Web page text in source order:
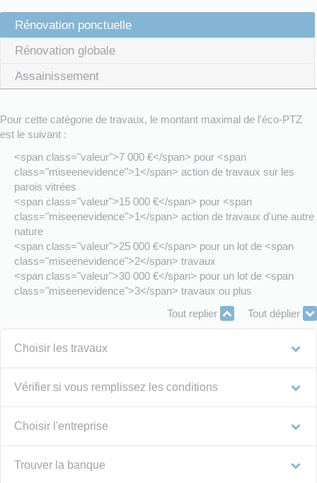
Rénovation ponctuelle
Rénovation globale
Assainissement
Pour cette catégorie de travaux, le montant maximal de l'éco-PTZ
est le suivant :
<span class="valeur">7 000 €</span> pour <span
class="miseenevidence">1</span> action de travaux sur les
parois vitrées
<span class="valeur">15 000 €</span> pour <span
class="miseenevidence">1</span> action de travaux d'une autre
nature
<span class="valeur">25 000 €</span> pour un lot de <span
class="miseenevidence">2</span> travaux
<span class="valeur">30 000 €</span> pour un lot de <span
class="miseenevidence">3</span> travaux ou plus
Tout replier
Tout déplier
Choisir les travaux
Vérifier si vous remplissez les conditions
Choisir l'entreprise
Trouver la banque